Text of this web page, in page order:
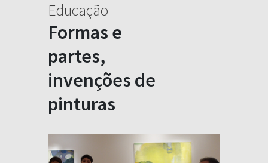
Educação
Formas e
partes,
invenções de
pinturas